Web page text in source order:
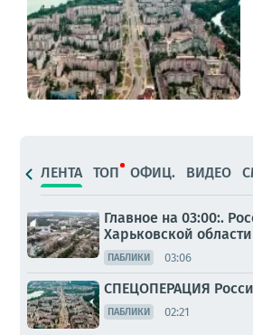
ЛЕНТА ТОП ОФИЦ. ВИДЕО
Главное на 03:00:.
Харьковской
ПАБЛИКИ 03:06
СПЕЦОПЕРАЦИЯ
ПАБЛИКИ 02:21